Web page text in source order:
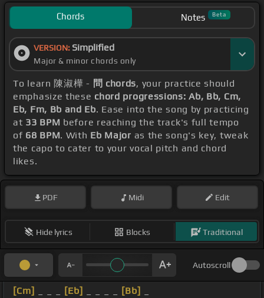
Chords Notes Beta
VERSION: Simplified
Major & minor chords only
To learn 陳淑樺 - 問 chords, your practice should
emphasize these chord progressions: Ab, Bb, Cm,
Eb, Fm, Bb and Eb. Ease into the song by practicing
at 33 BPM before reaching the track's full tempo
of 68 BPM. With Eb Major as the song's key, tweak
the capo to cater to your vocal pitch and chord
likes.
PDF Midi Edit
Hide lyrics Blocks Traditional
Autoscroll
[Cm] [Eb] [Bb]